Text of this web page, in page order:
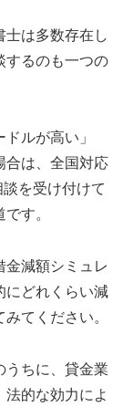
士は多数存在し
するのも一つの
ルが高い」
合は、全国対応
を受け付けて
す。
金減額シミュレ
にどれくらい減
てください。
うちに、貸金業
的な効力によ